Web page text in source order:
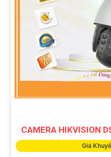
CAMERA HIKVISION
Giá